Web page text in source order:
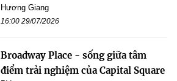
Hương Giang
16:00 29/07/2026
Broadway Place - sống giữa tâm
điểm trải nghiệm của Capital Square